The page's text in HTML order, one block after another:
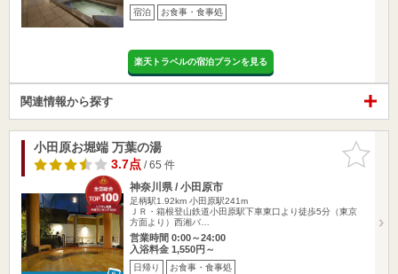
宿泊 お食事・食事処
楽天トラベルの宿泊プランを見る
関連情報から探す
お気に入
りに追加
小田原お堀端 万葉の湯
3.7点/ 65 件
神奈川県 / 小田原市
足柄駅1.92km 小田原駅241m
ＪＲ・箱根登山鉄道小田原駅下車東口より徒歩5分（東京
方面より）西湘バ…
営業時間 0:00～24:00
入浴料金 1,550円～
日帰り お食事・食事処